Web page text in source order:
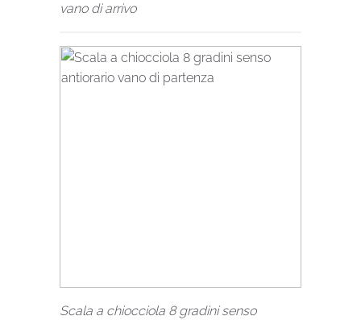
vano di arrivo
Scala a chiocciola 8 gradini senso